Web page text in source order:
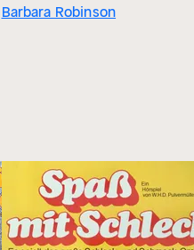
Barbara Robinson